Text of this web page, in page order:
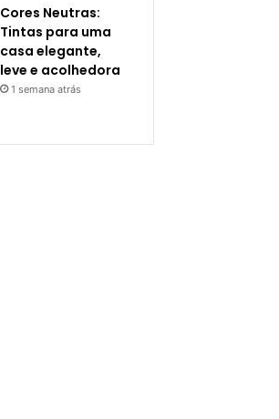
Cores Neutras:
Tintas para uma
casa elegante,
leve e acolhedora
1 semana atrás